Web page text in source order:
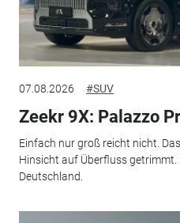
07.08.2026 #SUV
Zeekr 9X: Palazzo
Einfach nur groß reicht nicht.
Hinsicht auf Überfluss
Deutschland.